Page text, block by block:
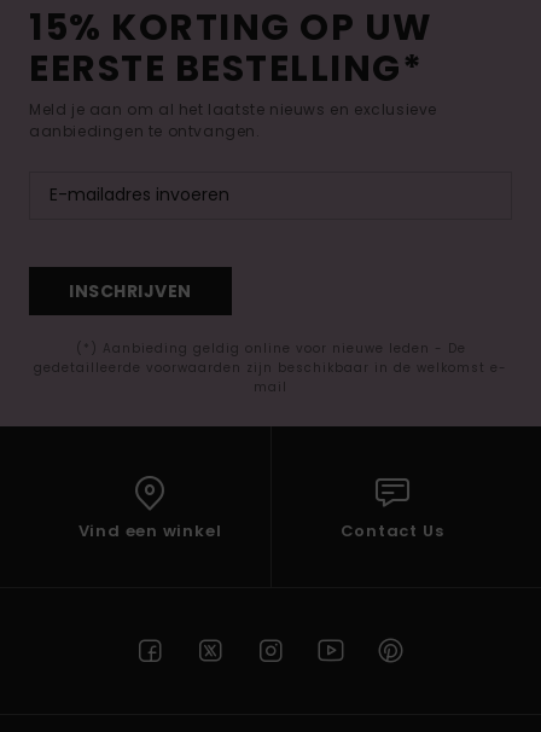
15% KORTING OP UW
EERSTE BESTELLING*
Meld je aan om al het laatste nieuws en exclusieve
aanbiedingen te ontvangen.
INSCHRIJVEN
(*) Aanbieding geldig online voor nieuwe leden - De
gedetailleerde voorwaarden zijn beschikbaar in de welkomst e-
mail
Vind een winkel Contact Us